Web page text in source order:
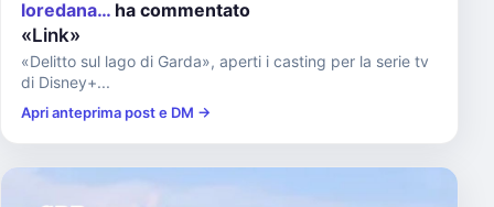
loredana… ha commentato
«Link»
«Delitto sul lago di Garda», aperti i casting per la serie tv
di Disney+...
Apri anteprima post e DM →